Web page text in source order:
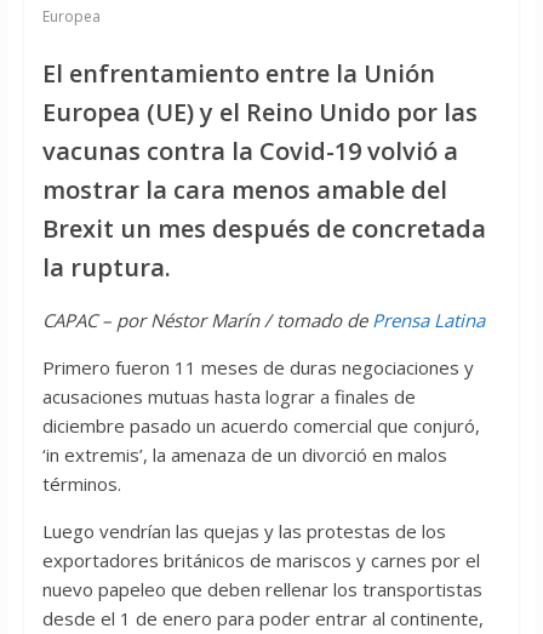
Europea
El enfrentamiento entre la Unión
Europea (UE) y el Reino Unido por las
vacunas contra la Covid-19 volvió a
mostrar la cara menos amable del
Brexit un mes después de concretada
la ruptura.
CAPAC – por Néstor Marín / tomado de Prensa Latina
Primero fueron 11 meses de duras negociaciones y
acusaciones mutuas hasta lograr a finales de
diciembre pasado un acuerdo comercial que conjuró,
‘in extremis’, la amenaza de un divorció en malos
términos.
Luego vendrían las quejas y las protestas de los
exportadores británicos de mariscos y carnes por el
nuevo papeleo que deben rellenar los transportistas
desde el 1 de enero para poder entrar al continente,